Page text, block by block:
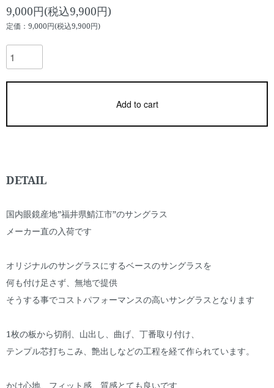
9,000円(税込9,900円)
定価：9,000円(税込9,900円)
Add to cart
DETAIL
国内眼鏡産地”福井県鯖江市”のサングラス
メーカー直の入荷です
オリジナルのサングラスにするベースのサングラスを
何も付け足さず、無地で提供
そうする事でコストパフォーマンスの高いサングラスとなります
1枚の板から切削、山出し、曲げ、丁番取り付け、
テンプル芯打ちこみ、艶出しなどの工程を経て作られています。
かけ心地、フィット感、質感とても良いです